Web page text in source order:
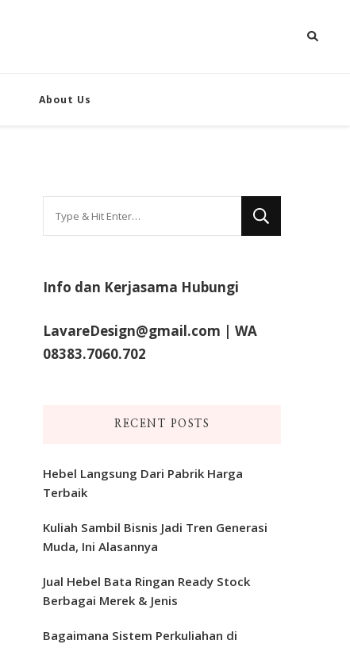
About Us
Info dan Kerjasama Hubungi
LavareDesign@gmail.com | WA
08383.7060.702
RECENT POSTS
Hebel Langsung Dari Pabrik Harga
Terbaik
Kuliah Sambil Bisnis Jadi Tren Generasi
Muda, Ini Alasannya
Jual Hebel Bata Ringan Ready Stock
Berbagai Merek & Jenis
Bagaimana Sistem Perkuliahan di